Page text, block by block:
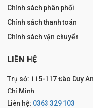
Chính sách phân phối
Chính sách thanh toán
Chính sách vận chuyển
LIÊN HỆ
Trụ sở: 115-117 Đào Duy
Chí Minh
Liên hệ: 0363 329 103